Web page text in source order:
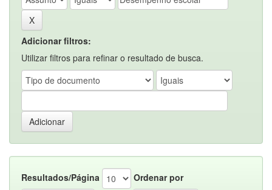
Adicionar filtros:
Utilizar filtros para refinar o resultado de busca.
Resultados/Página
Ordenar por